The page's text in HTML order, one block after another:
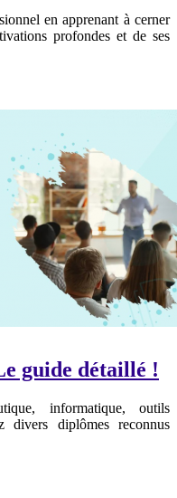
en apprenant à cerner
profondes et de ses
guide détaillé !
informatique, outils
divers diplômes reconnus